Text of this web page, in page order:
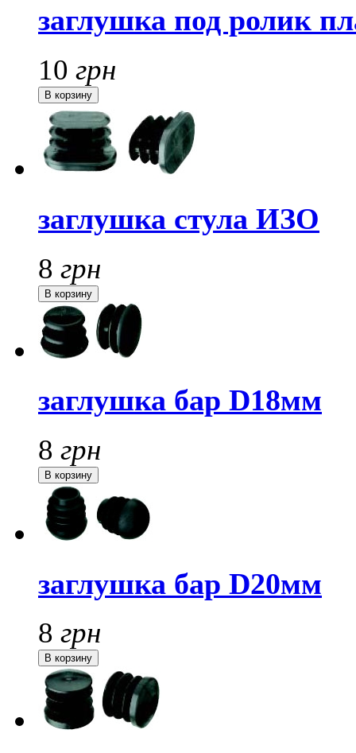
заглушка под ролик
10 грн
заглушка стула ИЗО
8 грн
заглушка бар D18мм
8 грн
заглушка бар D20мм
8 грн